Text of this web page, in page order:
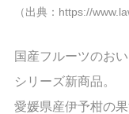
（出典：https://
国産フルーツのお
シリーズ新商品。
愛媛県産伊予柑の